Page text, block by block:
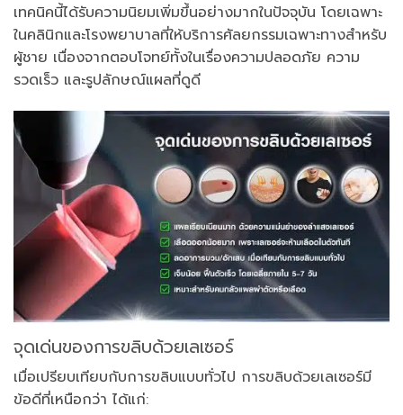
เทคนิคนี้ได้รับความนิยมเพิ่มขึ้นอย่างมากในปัจจุบัน โดยเฉพาะ
ในคลินิกและโรงพยาบาลที่ให้บริการศัลยกรรมเฉพาะทางสำหรับ
ผู้ชาย เนื่องจากตอบโจทย์ทั้งในเรื่องความปลอดภัย ความ
รวดเร็ว และรูปลักษณ์แผลที่ดูดี
จุดเด่นของการขลิบด้วยเลเซอร์
เมื่อเปรียบเทียบกับการขลิบแบบทั่วไป การขลิบด้วยเลเซอร์มี
ข้อดีที่เหนือกว่า ได้แก่: